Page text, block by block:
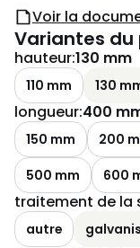
Voir la
Variantes
hauteur:130 mm
110 mm 130
longueur:400
150 mm 200
500 mm
600
traitement de la
autre